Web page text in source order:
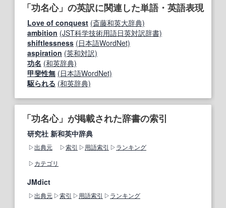
「功名心」の英訳に関連した単語・英語表現
Love of conquest (斎藤和英大辞典)
ambition (JST科学技術用語日英対訳辞書)
shiftlessness (日本語WordNet)
aspiration (英和対訳)
功名 (和英辞典)
甲斐性無 (日本語WordNet)
駆られる (和英辞典)
「功名心」が掲載された辞書の索引
研究社 新和英中辞典
出典元 索引 用語索引
ランキング
カテゴリ
JMdict
出典元 索引 用語索引 ランキング